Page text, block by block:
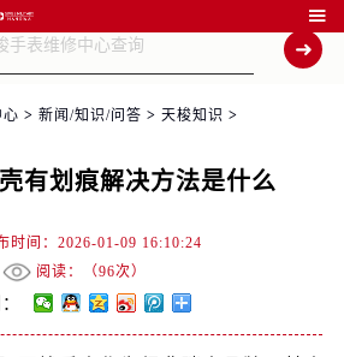

心 > 新闻/知识/问答 > 天梭知识 >
有划痕解决方法是什么
时间：2026-01-09 16:10:24
阅读：（96次）